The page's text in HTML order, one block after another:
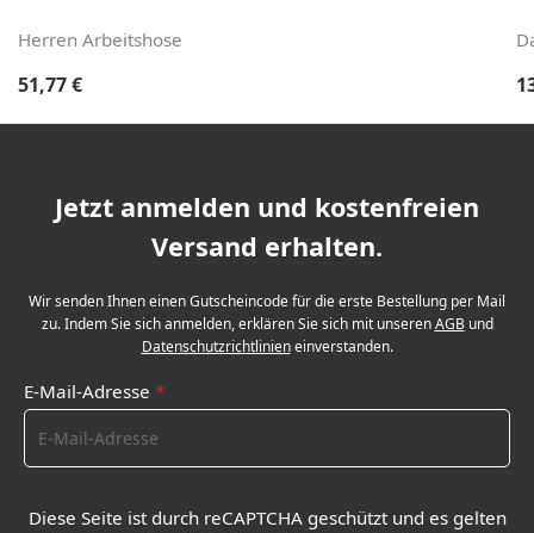
Herren Arbeitshose
Regulärer Preis:
51,77 €
Jetzt anmelden und kostenfreien
Versand erhalten.
Wir senden Ihnen einen Gutscheincode für die erste Bestellung per Mail
zu. Indem Sie sich anmelden, erklären Sie sich mit unserenAGBund
Datenschutzrichtlinieneinverstanden.
E-Mail-Adresse *
Diese Seite ist durch reCAPTCHA geschützt und es gelten